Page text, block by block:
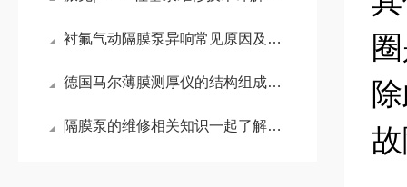
衬氟气动隔膜泵异响常见原因及维修方法
德国马尔薄膜测厚仪的结构组成和优点
隔膜泵的维修相关知识一起了解下呢